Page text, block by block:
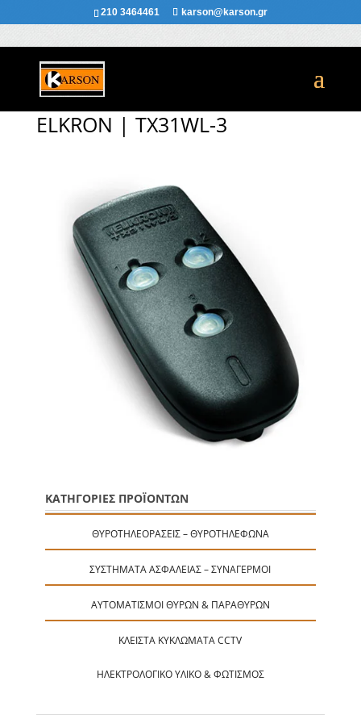
210 3464461 karson@karson.gr
ELKRON | TX31WL-3
ΚΑΤΗΓΟΡΙΕΣ ΠΡΟΪΟΝΤΩΝ
ΘΥΡΟΤΗΛΕΟΡΆΣΕΙΣ – ΘΥΡΟΤΗΛΈΦΩΝΑ
ΣΥΣΤΉΜΑΤΑ ΑΣΦΑΛΕΊΑΣ – ΣΥΝΑΓΕΡΜΟΊ
ΑΥΤΟΜΑΤΙΣΜΟΊ ΘΥΡΏΝ & ΠΑΡΑΘΎΡΩΝ
ΚΛΕΙΣΤΆ ΚΥΚΛΏΜΑΤΑ CCTV
ΗΛΕΚΤΡΟΛΟΓΙΚΌ ΥΛΙΚΌ & ΦΩΤΙΣΜΌΣ